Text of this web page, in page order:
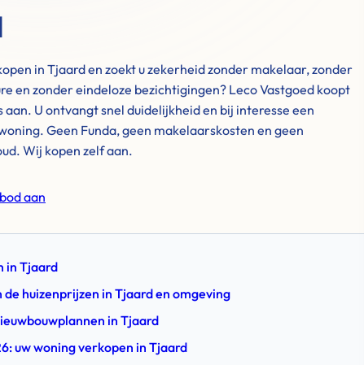
in Tjaard en zoekt u zekerheid zonder makelaar, zonder
en zonder eindeloze bezichtigingen? Leco Vastgoed koopt
U ontvangt snel duidelijkheid en bij interesse een
Geen Funda, geen makelaarskosten en geen
Wij kopen zelf aan.
aan
in Tjaard
huizenprijzen in Tjaard en omgeving
in Tjaard
uw woning verkopen in Tjaard